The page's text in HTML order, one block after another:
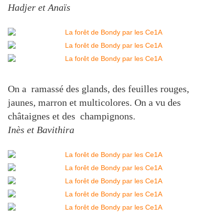
Hadjer et Anaïs
On a ramassé des glands, des feuilles rouges,
jaunes, marron et multicolores. On a vu des
châtaignes et des champignons.
Inès et Bavithira